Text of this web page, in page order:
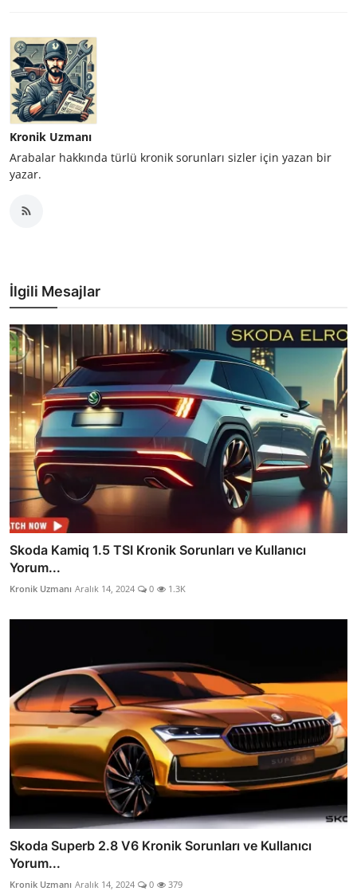
Kronik Uzmanı
Arabalar hakkında türlü kronik sorunları sizler için yazan bir
yazar.
İlgili Mesajlar
Skoda Kamiq 1.5 TSI Kronik Sorunları ve Kullanıcı
Yorum...
Kronik Uzmanı Aralık 14, 2024 0 1.3K
Skoda Superb 2.8 V6 Kronik Sorunları ve Kullanıcı
Yorum...
Kronik Uzmanı Aralık 14, 2024 0 379